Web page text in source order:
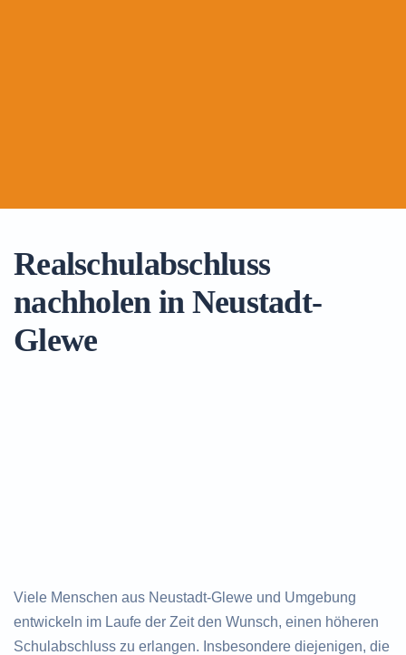
Realschulabschluss
nachholen in Neustadt-
Glewe
Viele Menschen aus Neustadt-Glewe und Umgebung
entwickeln im Laufe der Zeit den Wunsch, einen höheren
Schulabschluss zu erlangen. Insbesondere diejenigen, die